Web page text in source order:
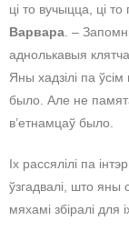
ці то вучыцца, ці
Варвара . –
аднолькавыя
Яны хадзілі па
было. Але не
в’етнамцаў было.
Іх рассялілі па
ўзгадвалі, што
мяхамі збіралі для